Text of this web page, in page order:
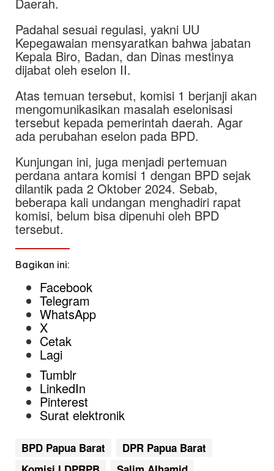
Padahal sesuai regulasi, yakni UU
Kepegawaian mensyaratkan bahwa jabatan
Kepala Biro, Badan, dan Dinas mestinya
dijabat oleh eselon II.
Atas temuan tersebut, komisi 1 berjanji akan
mengomunikasikan masalah eselonisasi
tersebut kepada pemerintah daerah. Agar
ada perubahan eselon pada BPD.
Kunjungan ini, juga menjadi pertemuan
perdana antara komisi 1 dengan BPD sejak
dilantik pada 2 Oktober 2024. Sebab,
beberapa kali undangan menghadiri rapat
komisi, belum bisa dipenuhi oleh BPD
tersebut.
Bagikan ini:
Facebook
Telegram
WhatsApp
X
Cetak
Lagi
Tumblr
LinkedIn
Pinterest
Surat elektronik
BPD Papua Barat
DPR Papua Barat